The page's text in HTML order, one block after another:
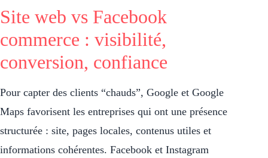
Site web vs Facebook
commerce : visibilité,
conversion, confiance
Pour capter des clients “chauds”, Google et Google
Maps favorisent les entreprises qui ont une présence
structurée : site, pages locales, contenus utiles et
informations cohérentes. Facebook et Instagram